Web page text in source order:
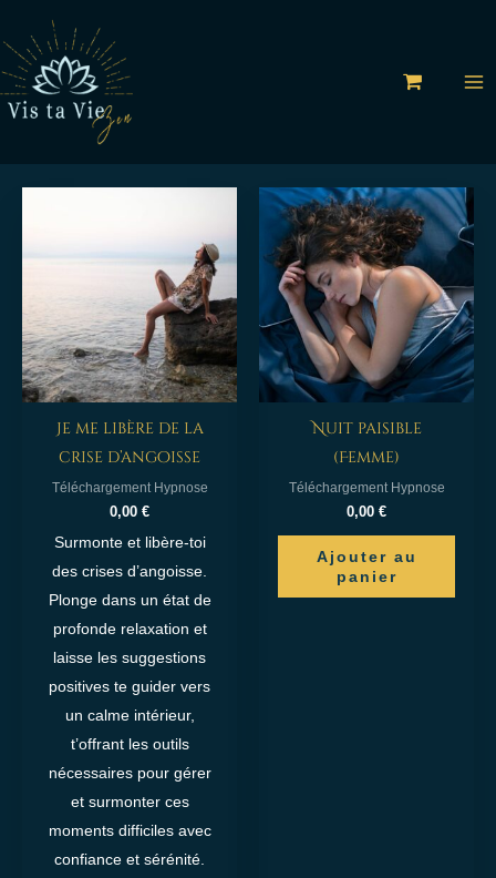
au
contenu
Je me libère de la
crise d’angoisse
Téléchargement Hypnose
0,00 €
Surmonte et libère-toi
des crises d’angoisse.
Plonge dans un état de
profonde relaxation et
laisse les suggestions
positives te guider vers
un calme intérieur,
t’offrant les outils
nécessaires pour gérer
et surmonter ces
moments difficiles avec
confiance et sérénité.
Nuit paisible
(Femme)
Téléchargement Hypnose
0,00 €
Ajouter au
panier